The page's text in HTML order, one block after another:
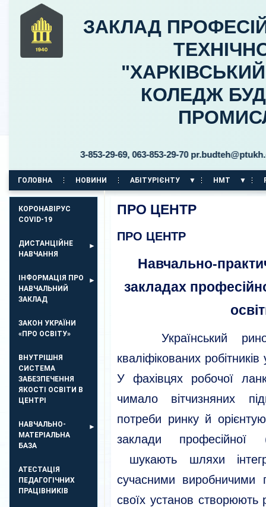
ЗАКЛАД
КОЛЕДЖ
063-853-29-69, 063-853-29-70 pr.budteh@ptukh.org.ua
ГОЛОВНА НОВИНИ АБІТУРІЄНТУ НМТ
КОРОНАВІРУС
COVID-19
ДИСТАНЦІЙНЕ
НАВЧАННЯ
ІНФОРМАЦІЯ ПРО
НАВЧАЛЬНИЙ
ЗАКЛАД
ЗАКОН УКРАЇНИ
«ПРО ОСВІТУ»
ВНУТРІШНЯ
СИСТЕМА
ЗАБЕЗПЕЧЕННЯ
ЯКОСТІ ОСВІТИ В
ЦЕНТРІ
НАВЧАЛЬНО-
МАТЕРІАЛЬНА
БАЗА
АТЕСТАЦІЯ
ПЕДАГОГІЧНИХ
ПРАЦІВНИКІВ
ПРО ЦЕНТР
ПРО ЦЕНТР
Навчально-
закладах
Український ринок
кваліфікованих
У фахівцях робочої
чимало вітчизняних
потреби ринку й
заклади професійної
шукають шляхи
сучасними виробничими
своїх установ створюють